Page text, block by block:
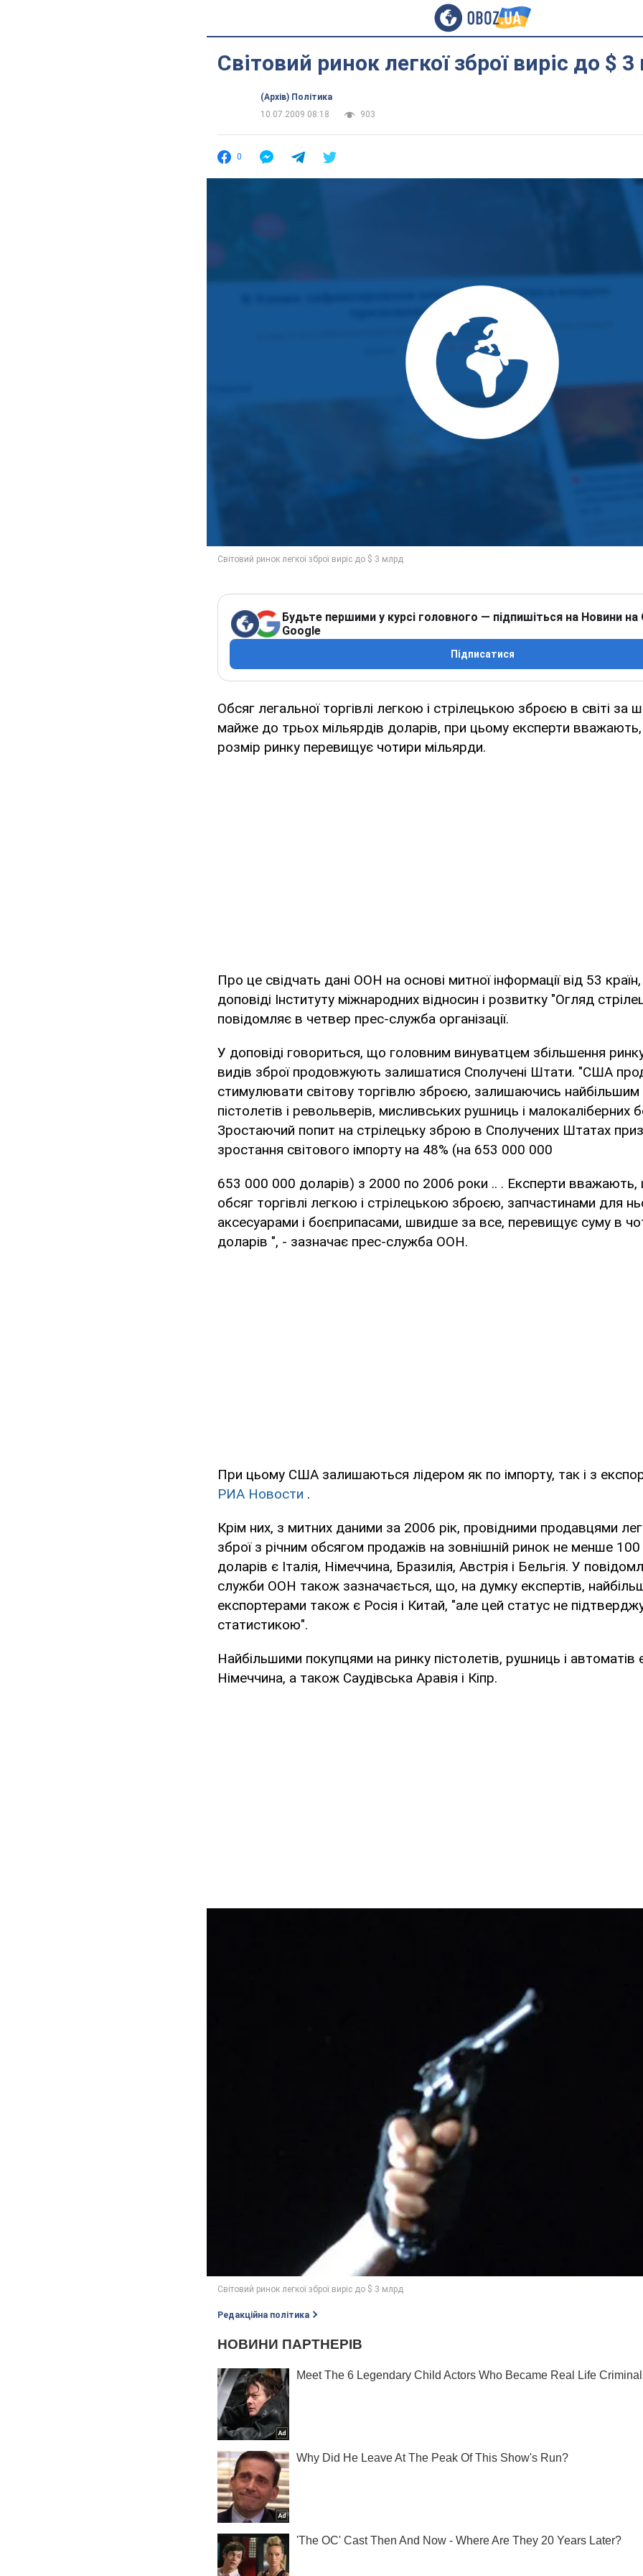
Світовий ринок легкої зброї виріс до $
(Архів) Політика
10.07.2009 08:18
903
0
Будьте першими у курсі головного — підпишіться на Новини на
Google
Підписатися
Обсяг легальної торгівлі легкою і стрілецькою зброєю в світі за
майже до трьох мільярдів доларів, при цьому експерти
розмір ринку перевищує чотири мільярди.
Про це свідчать дані ООН на основі митної інформації від 53 країн,
доповіді Інституту міжнародних відносин і розвитку "Огляд
повідомляє в четвер прес-служба організації.
У доповіді говориться, що головним винуватцем збільшення
видів зброї продовжують залишатися Сполучені Штати. "США
стимулювати світову торгівлю зброєю, залишаючись найбільшим
пістолетів і револьверів, мисливських рушниць і малокаліберних
Зростаючий попит на стрілецьку зброю в Сполучених Штатах
зростання світового імпорту на 48% (на 653 000 000
653 000 000 доларів) з 2000 по 2006 роки .. . Експерти
обсяг торгівлі легкою і стрілецькою зброєю, запчастинами для
аксесуарами і боєприпасами, швидше за все, перевищує суму в
доларів ", - зазначає прес-служба ООН.
При цьому США залишаються лідером як по імпорту, так і з
РИА Новости .
Крім них, з митних даними за 2006 рік, провідними продавцями
зброї з річним обсягом продажів на зовнішній ринок не менше 100
доларів є Італія, Німеччина, Бразилія, Австрія і Бельгія. У
служби ООН також зазначається, що, на думку експертів,
експортерами також є Росія і Китай, "але цей статус не
статистикою".
Найбільшими покупцями на ринку пістолетів, рушниць і автоматів
Німеччина, а також Саудівська Аравія і Кіпр.
Редакційна політика